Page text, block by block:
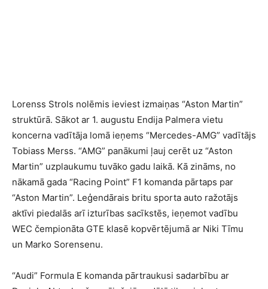
Lorenss Strols nolēmis ieviest izmaiņas “Aston Martin”
struktūrā. Sākot ar 1. augustu Endija Palmera vietu
koncerna vadītāja lomā ieņems “Mercedes-AMG” vadītājs
Tobiass Merss. “AMG” panākumi ļauj cerēt uz “Aston
Martin” uzplaukumu tuvāko gadu laikā. Kā zināms, no
nākamā gada “Racing Point” F1 komanda pārtaps par
“Aston Martin”. Leģendārais britu sporta auto ražotājs
aktīvi piedalās arī izturības sacīkstēs, ieņemot vadību
WEC čempionāta GTE klasē kopvērtējumā ar Niki Tīmu
un Marko Sorensenu.
“Audi” Formula E komanda pārtraukusi sadarbību ar